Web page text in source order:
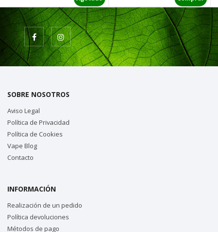
SOBRE NOSOTROS
Aviso Legal
Política de Privacidad
Política de Cookies
Vape Blog
Contacto
INFORMACIÓN
Realización de un pedido
Política devoluciones
Métodos de pago